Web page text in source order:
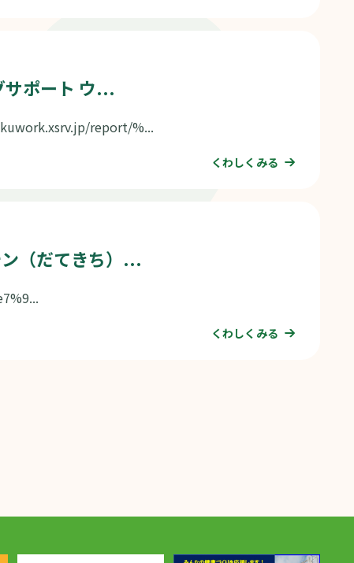
サポート ウ...
report/%...
くわしくみる
（だてきち）...
くわしくみる